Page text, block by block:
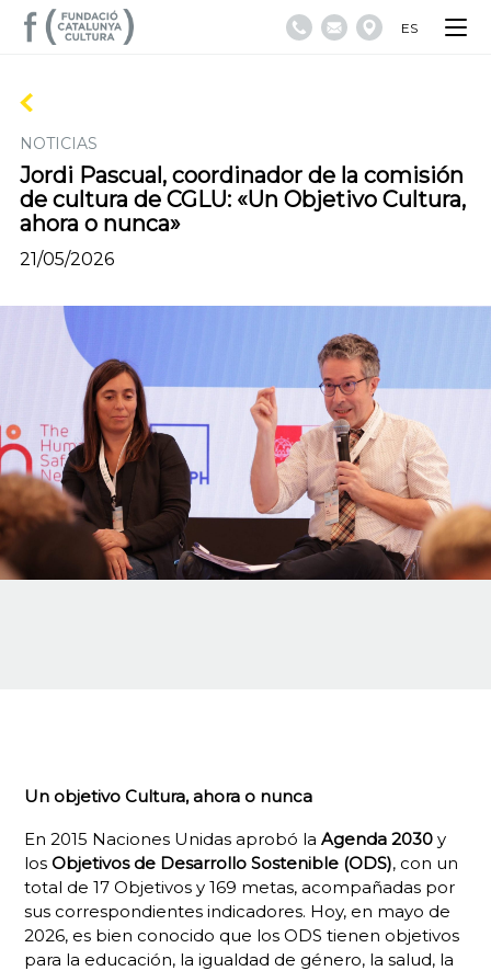
ES
NOTICIAS
Jordi Pascual, coordinador de la comisión
de cultura de CGLU: «Un Objetivo Cultura,
ahora o nunca»
21/05/2026
Un objetivo Cultura, ahora o nunca
En 2015 Naciones Unidas aprobó laAgenda 2030y
losObjetivos de Desarrollo Sostenible (ODS), con un
total de 17 Objetivos y 169 metas, acompañadas por
sus correspondientes indicadores. Hoy, en mayo de
2026, es bien conocido que los ODS tienen objetivos
para la educación, la igualdad de género, la salud, la